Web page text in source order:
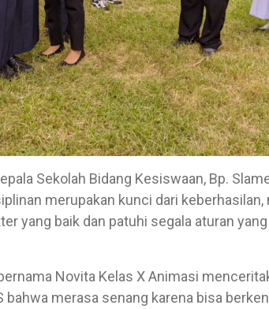
Sekolah Bidang Kesiswaan, Bp.
merupakan kunci dari keberhasilan,
yang baik dan patuhi segala aturan
Novita Kelas X Animasi
bahwa merasa senang karena bisa